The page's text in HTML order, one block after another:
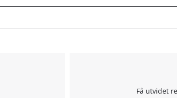
visitor. The website owner needs to setup
to the list of technologies used.
Få utvidet